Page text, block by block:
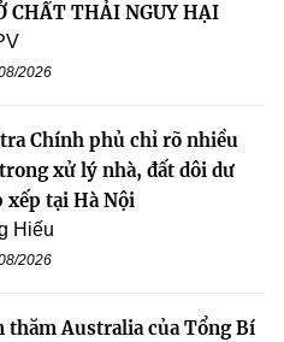
CHẤT THẢI NGUY HẠI
2026
Chính phủ chỉ rõ nhiều
xử lý nhà, đất dôi dư
xếp tại Hà Nội
Hiếu
2026
thăm Australia của Tổng Bí